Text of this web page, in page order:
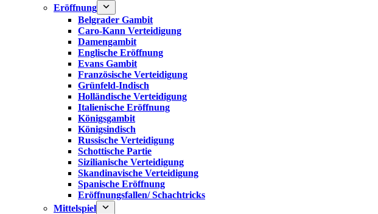
Eröffnung
Belgrader Gambit
Caro-Kann Verteidigung
Damengambit
Englische Eröffnung
Evans Gambit
Französische Verteidigung
Grünfeld-Indisch
Holländische Verteidigung
Italienische Eröffnung
Königsgambit
Königsindisch
Russische Verteidigung
Schottische Partie
Sizilianische Verteidigung
Skandinavische Verteidigung
Spanische Eröffnung
Eröffnungsfallen/ Schachtricks
Mittelspiel